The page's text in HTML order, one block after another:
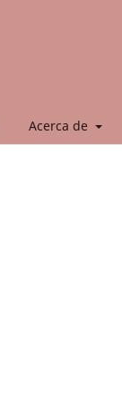
Acerca de